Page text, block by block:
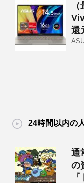
還
24時間以内の
通
の